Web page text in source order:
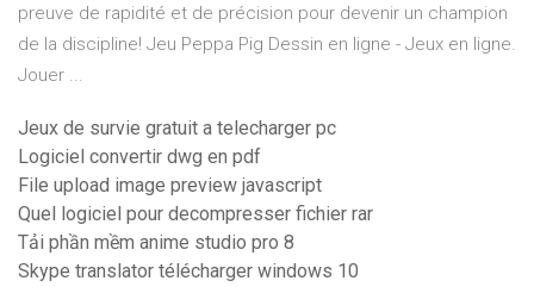
preuve de rapidité et de précision pour devenir un champion
de la discipline! Jeu Peppa Pig Dessin en ligne - Jeux en ligne.
Jouer ...
Jeux de survie gratuit a telecharger pc
Logiciel convertir dwg en pdf
File upload image preview javascript
Quel logiciel pour decompresser fichier rar
Tải phần mềm anime studio pro 8
Skype translator télécharger windows 10